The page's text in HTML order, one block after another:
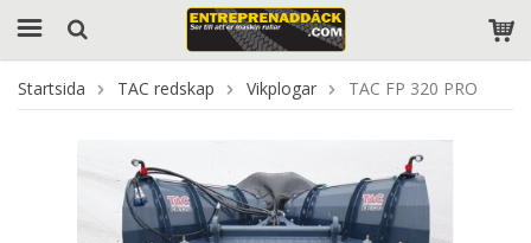
Startsida TAC redskap Vikplogar TAC FP 320 PRO